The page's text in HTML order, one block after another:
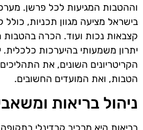
וההטבות המגיעות לכל פרשן.
בישראל מציעה מגוון תכניות,
קצבאות נכות ועוד. הכרה בהטבות
יתרון משמעותי בהיערכות
הקריטריונים השונים, את
הטבות, ואת המועדים החשובים.
ניהול בריאות